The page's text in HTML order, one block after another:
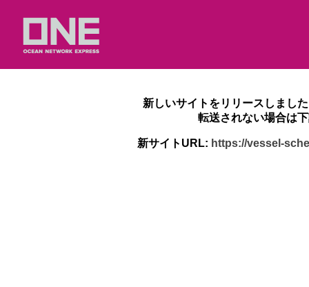
新しいサイトをリリースしまし
転送されない場合は
新サイトURL: https://vessel-